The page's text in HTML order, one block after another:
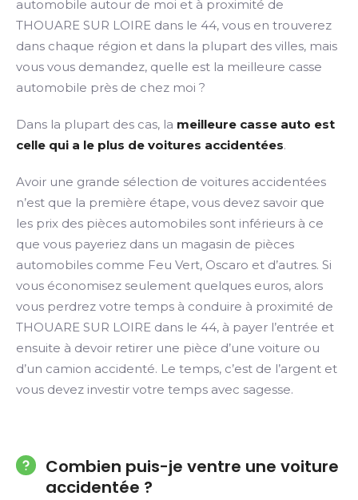
automobile autour de moi et à proximité de
THOUARE SUR LOIRE dans le 44, vous en trouverez
dans chaque région et dans la plupart des villes, mais
vous vous demandez, quelle est la meilleure casse
automobile près de chez moi ?
Dans la plupart des cas, la meilleure casse auto est
celle qui a le plus de voitures accidentées.
Avoir une grande sélection de voitures accidentées
n’est que la première étape, vous devez savoir que
les prix des pièces automobiles sont inférieurs à ce
que vous payeriez dans un magasin de pièces
automobiles comme Feu Vert, Oscaro et d’autres. Si
vous économisez seulement quelques euros, alors
vous perdrez votre temps à conduire à proximité de
THOUARE SUR LOIRE dans le 44, à payer l’entrée et
ensuite à devoir retirer une pièce d’une voiture ou
d’un camion accidenté. Le temps, c’est de l’argent et
vous devez investir votre temps avec sagesse.
Combien puis-je ventre une voiture
accidentée ?